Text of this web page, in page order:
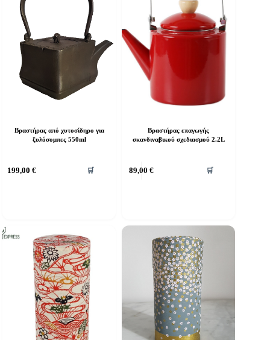
Βραστήρας από χυτοσίδηρο για
ξυλόσομπες 550ml
199,00€ 🛒
Βραστήρας επαγωγής
σκανδιναβικού σχεδιασμού 2.2L
89,00 € 🛒